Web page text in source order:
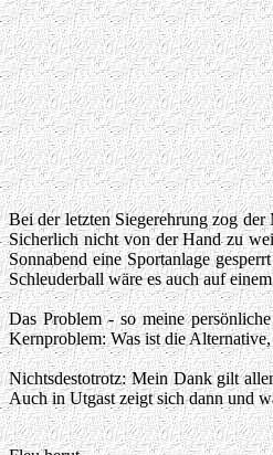
Bei der letzten Siegerehrung zog
Sicherlich nicht von der Hand zu
Sonnabend eine Sportanlage
Schleuderball wäre es auch auf
Das Problem - so meine
Kernproblem: Was ist die
Nichtsdestotrotz: Mein Dank gilt
Auch in Utgast zeigt sich dann und